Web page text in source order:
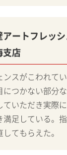
アートフレッ
支店
ンスがこわれて
につかない部分
ていただき実際
満足している。
してもらえた。